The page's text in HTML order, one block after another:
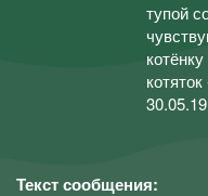
тупой
Текст сообщения: